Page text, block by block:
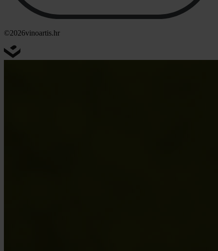
©2026vinoartis.hr